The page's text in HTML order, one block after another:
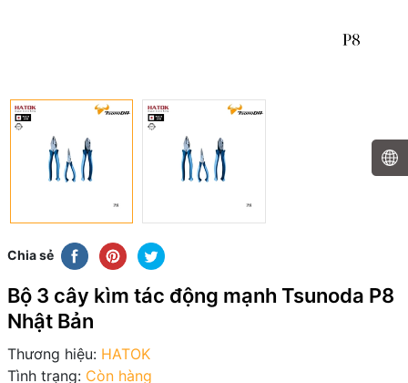
Chia sẻ
Bộ 3 cây kìm tác động mạnh Tsunoda P8
Nhật Bản
Thương hiệu: HATOK
Tình trạng: Còn hàng